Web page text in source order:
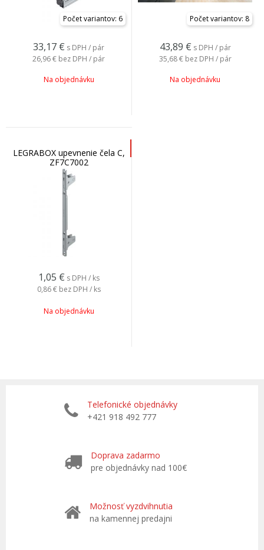
Počet variantov: 6
33,17 € s DPH / pár
26,96 € bez DPH / pár
Na objednávku
Počet variantov: 8
43,89 € s DPH / pár
35,68 € bez DPH / pár
Na objednávku
LEGRABOX upevnenie čela C,
ZF7C7002
1,05 € s DPH / ks
0,86 € bez DPH / ks
Na objednávku
Telefonické objednávky
+421 918 492 777
Doprava zadarmo
pre objednávky nad 100€
Možnosť vyzdvihnutia
na kamennej predajni